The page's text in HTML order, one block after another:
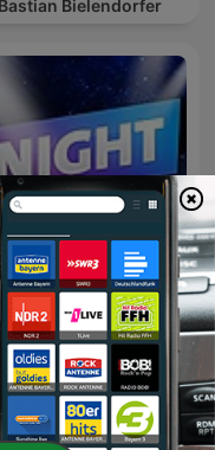
Bastian Bielendorfer
Nightlounge